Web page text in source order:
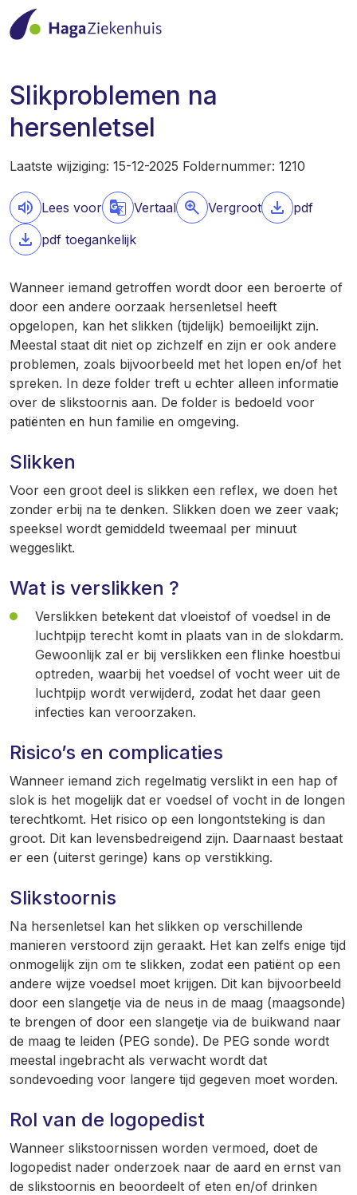
Slikproblemen na
hersenletsel
Laatste wijziging: 15-12-2025 Foldernummer: 1210
Lees voor Vertaal Vergroot
pdf
pdf toegankelijk
Wanneer iemand getroffen wordt door een beroerte of
door een andere oorzaak hersenletsel heeft
opgelopen, kan het slikken (tijdelijk) bemoeilijkt zijn.
Meestal staat dit niet op zichzelf en zijn er ook andere
problemen, zoals bijvoorbeeld met het lopen en/of het
spreken. In deze folder treft u echter alleen informatie
over de slikstoornis aan. De folder is bedoeld voor
patiënten en hun familie en omgeving.
Slikken
Voor een groot deel is slikken een reflex, we doen het
zonder erbij na te denken. Slikken doen we zeer vaak;
speeksel wordt gemiddeld tweemaal per minuut
weggeslikt.
Wat is verslikken ?
Verslikken betekent dat vloeistof of voedsel in de
luchtpijp terecht komt in plaats van in de slokdarm.
Gewoonlijk zal er bij verslikken een flinke hoestbui
optreden, waarbij het voedsel of vocht weer uit de
luchtpijp wordt verwijderd, zodat het daar geen
infecties kan veroorzaken.
Risico’s en complicaties
Wanneer iemand zich regelmatig verslikt in een hap of
slok is het mogelijk dat er voedsel of vocht in de longen
terechtkomt. Het risico op een longontsteking is dan
groot. Dit kan levensbedreigend zijn. Daarnaast bestaat
er een (uiterst geringe) kans op verstikking.
Slikstoornis
Na hersenletsel kan het slikken op verschillende
manieren verstoord zijn geraakt. Het kan zelfs enige tijd
onmogelijk zijn om te slikken, zodat een patiënt op een
andere wijze voedsel moet krijgen. Dit kan bijvoorbeeld
door een slangetje via de neus in de maag (maagsonde)
te brengen of door een slangetje via de buikwand naar
de maag te leiden (PEG sonde). De PEG sonde wordt
meestal ingebracht als verwacht wordt dat
sondevoeding voor langere tijd gegeven moet worden.
Rol van de logopedist
Wanneer slikstoornissen worden vermoed, doet de
logopedist nader onderzoek naar de aard en ernst van
de slikstoornis en beoordeelt of eten en/of drinken